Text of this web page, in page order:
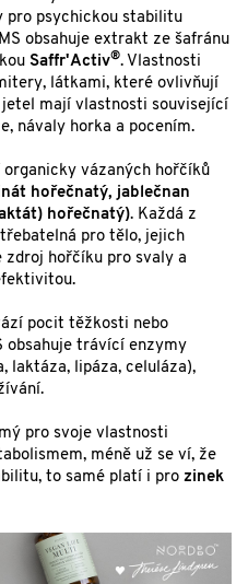
pro psychickou stabilitu
obsahuje extrakt ze šafránu
Saffr'Activ®. Vlastnosti
látkami, které ovlivňují
mají vlastnosti související
návaly horka a pocením.
vázaných hořčíků
hořečnatý, jablečnan
hořečnatý). Každá z
pro tělo, jejich
zdroj hořčíku pro svaly a
pocit těžkosti nebo
obsahuje trávící enzymy
laktáza, lipáza, celuláza),
pro svoje vlastnosti
méně už se ví, že
to samé platí i pro zinek